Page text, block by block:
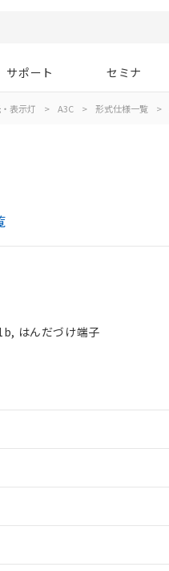
サポート セミナ
表示灯 > A3C > 形式仕様一覧 >
はんだづけ端子